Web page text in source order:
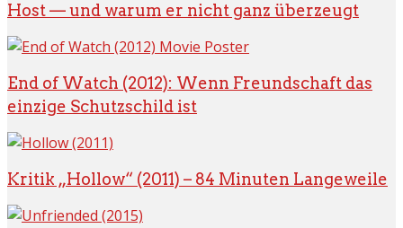
Host — und warum er nicht ganz überzeugt
End of Watch (2012): Wenn Freundschaft das
einzige Schutzschild ist
Kritik „Hollow“ (2011) – 84 Minuten Langeweile